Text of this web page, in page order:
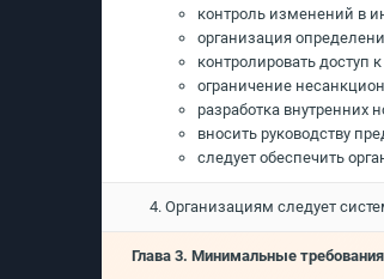
контроль изменений в
организация
контролировать
ограничение
разработка внутренних
вносить руководству
следует обеспечить
4. Организациям следует
Глава 3. Минимальные